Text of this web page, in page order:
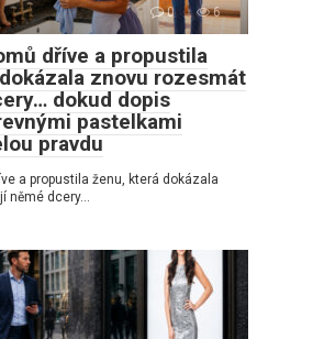
0 6
dříve a propustila
znovu rozesmát
dokud dopis
pastelkami
pravdu
a propustila ženu, která dokázala
němé dcery…